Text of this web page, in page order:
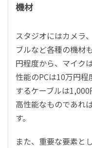
機材
スタジオにはカメラ
ブルなど各種の機材
円程度から、マイク
性能のPCは10万円
するケーブルは
高性能なものであれ
す。
また、重要な要素と